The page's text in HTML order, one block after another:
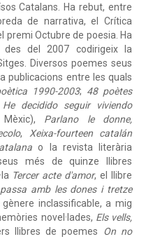
Catalans. Ha rebut, entre
de narrativa, el Crítica
premi Octubre de poesia. Ha
del 2007 codirigeix la
Diversos poemes seus
publicacions entre les quals
1990-2003; 48 poètes
He decidido seguir viviendo
Mèxic), Parlano le donne,
, Xeixa-fourteen catalán
o la revista literària
més de quinze llibres
Tercer acte d'amor, el llibre
amb les dones i tretze
inclassificable, a mig
novel·lades, Els vells,
llibres de poemes On no